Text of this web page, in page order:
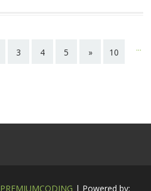
3 4 5 » 10 ...
PREMIUMCODING | Powered by: